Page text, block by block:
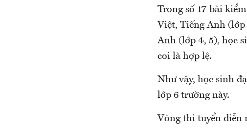
Trong số 17 bài
Việt, Tiếng Anh
Anh (lớp 4, 5), học
coi là hợp lệ.
Như vậy, học sinh
lớp 6 trường này.
Vòng thi tuyển diễn